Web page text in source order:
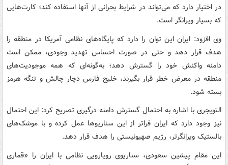
در اختیار دارد که می‌تواند در شرایط بحرانی از آنها استفاده کند؛ کارت‌هایی
که بسیار ویرانگر است.
وی افزود: ایران این توان را دارد که پایگاه‌های نظامی آمریکا در منطقه را
هدف قرار دهد و حتی در صورت احساس تهدید وجودی، ممکن است
دامنه واکنش خود را گسترش دهد؛ به‌گونه‌ای که همه موجودیت‌های
منطقه در معرض خطر قرار بگیرند، خلیج فارس دچار چالش و تنگه هرمز
بسته شود.
التویجری با اشاره به احتمال گسترش دامنه درگیری تصریح کرد: این احتمال
نیز وجود دارد که ایران فراتر از این سناریوها عمل کرده و با موشک‌های
بالستیک ویرانگرتر، رژیم صهیونیستی را هدف قرار دهد.
این مقام پیشین سعودی، سناریوی رویارویی نظامی با ایران را «قماری